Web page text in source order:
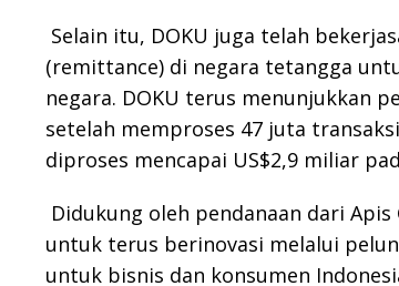
Selain itu, DOKU juga telah
(remittance) di negara tetangga
negara. DOKU terus menunjukkan
setelah memproses 47 juta
diproses mencapai US$2,9 miliar
Didukung oleh pendanaan dari
untuk terus berinovasi melalui
untuk bisnis dan konsumen